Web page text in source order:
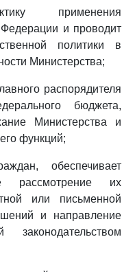
применения
Федерации и проводит
политики в
Министерства;
распорядителя
бюджета,
Министерства и
функций;
обеспечивает
рассмотрение их
или письменной
и направление